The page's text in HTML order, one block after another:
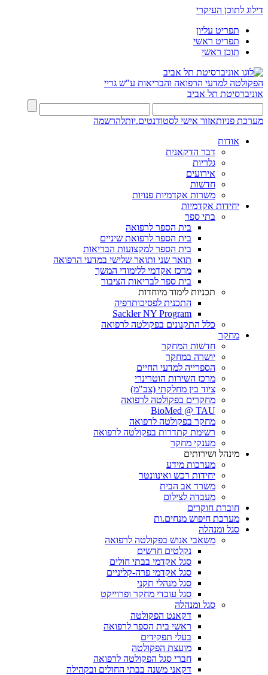
דילוג לתוכן העיקרי
תפריט עליון
תפריט ראשי
תוכן ראשי
הפקולטה למדעי הרפואה והבריאות ע"ש גריי
אוניברסיטת תל אביב
מערכת פניותאזור אישי לסטודנטים.יותלהרשמה
אודות
דבר הדקאנית
גלריות
אירועים
חדשות
משרות אקדמיות פנויות
יחידות אקדמיות
בתי ספר
בית הספר לרפואה
בית הספר לרפואת שיניים
בית הספר למקצועות הבריאות
תואר שני ותואר שלישי במדעי הרפואה
מרכז אקדמי ללימודי המשך
בית ספר לבריאות הציבור
תכניות לימוד מיוחדות
התכנית לפסיכותרפיה
Sackler NY Program
כלל התקנונים בפקולטה לרפואה
מחקר
חדשות המחקר
יושרה במחקר
הספרייה למדעי החיים
מרכז השירות הוטרינרי
ציוד בין מחלקתי (צב"מ)
מחקרים בפקולטה לרפואה
BioMed @ TAU
מחקר בפקולטה לרפואה
רשימת קתדרות בפקולטה לרפואה
מענקי מחקר
מינהל ושירותים
מערכות מידע
יחידות רכש ואינוונטר
משרד אב הבית
מעבדה לצילום
חוברת חוקרים
מערכת חיפוש מנחים.ות
סגל ומנהלה
משאבי אנוש בפקולטה לרפואה
נקלטים חדשים
סגל אקדמי בבתי חולים
סגל אקדמי פרה-קליניים
סגל מנהלי תקני
סגל עובדי מחקר ופרוייקט
סגל ומנהלה
דקאנט הפקולטה
ראשי בית הספר לרפואה
בעלי תפקידים
מועצת הפקולטה
חברי סגל הפקולטה לרפואה
דקאני משנה בבתי החולים ובקהילה